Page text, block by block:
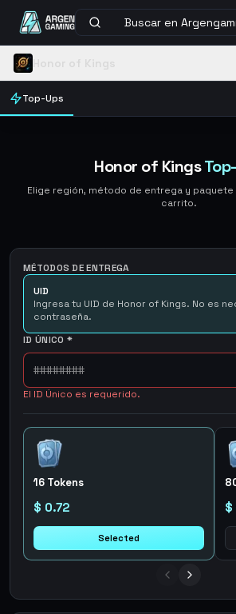
Buscar en
Top-Ups
Honor of Kings
Elige región, método de entrega y
carrito.
MÉTODOS DE ENTREGA
UID
Ingresa tu UID de Honor of Kings. No es
contraseña.
ID ÚNICO *
El ID Único es requerido.
16 Tokens
$ 0.72
Selected
$